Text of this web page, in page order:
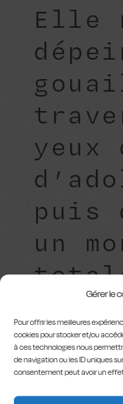
Gérer le
Pour offrir les meilleures
cookies pour stocker et/ou
à ces technologies nous
de navigation ou les ID uniques
consentement peut avoir un
Elle
yeux
puis
un
joie